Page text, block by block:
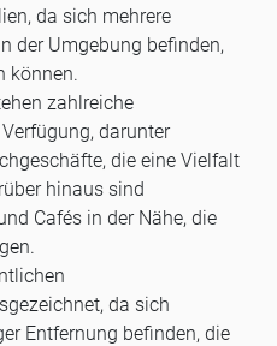
da sich mehrere
der Umgebung befinden,
können.
zahlreiche
darunter
die eine Vielfalt
hinaus sind
Cafés in der Nähe, die
da sich
Entfernung befinden, die